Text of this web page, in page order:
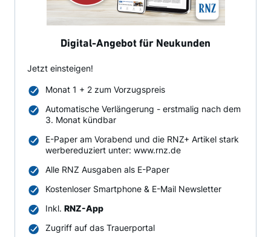
Digital-Angebot für Neukunden
Jetzt einsteigen!
Monat 1 + 2 zum Vorzugspreis
Automatische Verlängerung - erstmalig nach dem
3. Monat kündbar
E-Paper am Vorabend und die RNZ+ Artikel stark
werbereduziert unter: www.rnz.de
Alle RNZ Ausgaben als E-Paper
Kostenloser Smartphone & E-Mail Newsletter
Inkl. RNZ-App
Zugriff auf das Trauerportal